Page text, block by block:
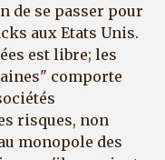
de se passer pour
aux Etats Unis.
est libre; les
comporte
risques, non
monopole des